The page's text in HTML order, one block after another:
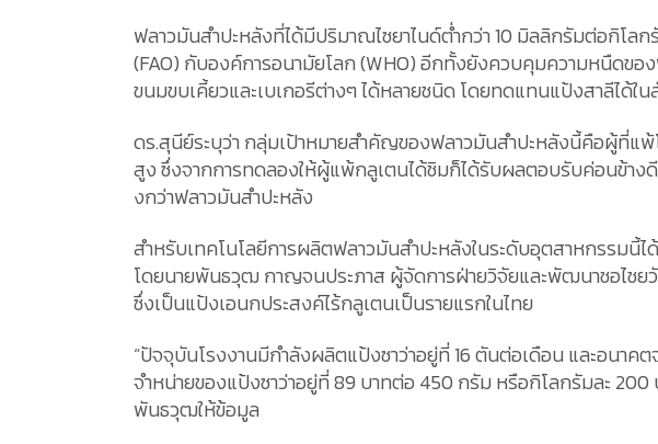
ฟลาวมันสำปะหลังที่ได้มีปริมาณไซยาไนด์ต่ำกว่า 10 มิลลิกรัมต่อกิโล
(FAO) กับองค์การอนามัยโลก (WHO) อีกทั้งยังควบคุมความหนืดข
ขนมขบเคี้ยวและเบเกอรีต่างๆ ได้หลายชนิด โดยทดแทนแป้งสาลีได้ใ
ดร.สุนีย์ระบุว่า กลุ่มเป้าหมายสำคัญของฟลาวมันสำปะหลังนี้คือผู้ที่แ
สูง ซึ่งจากการทดลองให้ผู้แพ้กลูเตนได้ชิมก็ได้รับผลตอบรับค่อนข้า
งกว่าฟลาวมันสำปะหลัง
สำหรับเทคโนโลยีการผลิตฟลาวมันสำปะหลังในระดับอุตสาหกรรม
โดยนายพันธวุฒ กาญจนประภาส ผู้จัดการฝ่ายวิจัยและพัฒนาชอไชยวั
ซึ่งเป็นแป้งเอนกประสงค์ไร้กลูเตนเป็นรายแรกในไทย
“ปัจจุบันโรงงานมีกำลังผลิตแป้งซาว่าอยู่ที่ 16 ตันต่อเดือน และอนา
จำหน่ายของแป้งซาว่าอยู่ที่ 89 บาทต่อ 450 กรัม หรือกิโลกรัมละ
พันธวุฒให้ข้อมูล